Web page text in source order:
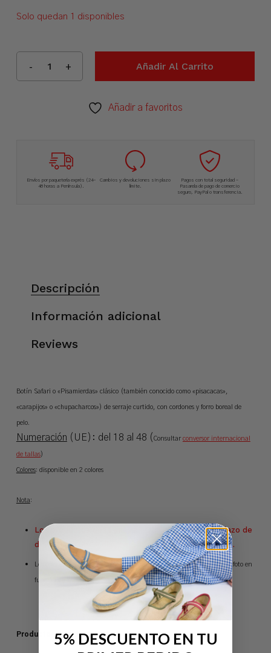
Solo quedan 1 disponibles
Añadir Al Carrito
Añadir a favoritos
Envíos por paquetería exprés (24-
48 horas a Península).
Cambios y devoluciones sin plazo
límite.
Pagos con total seguridad –
Pasarela de pago de comercio
seguro, PayPal o transferencia.
Descripción
Información adicional
Reviews
Botín Safari o «Pisamierdas» clásico (también conocido como «pisacacas»,
«carapijos» o «chupacharcos») de serrajecurtido, con cordones y forro boreal de
pelo.
Numeración (UE): del 18 al 48 ( Consultar conversor internacional
de tallas)
Colores: disponible en 2 colores
Nota:
Los productos de la sección OUTLET tienen un plazo de
devolución de 14 días naturales desde su recepción.
Los colores reales pueden sufrir variaciones de tonalidad respecto a la foto en
función de los ajustes de brillo y contraste del monitor.
Productos relacionados
5% DESCUENTO EN TU